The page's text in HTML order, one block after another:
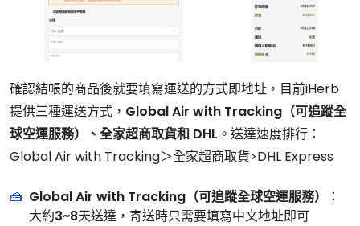
確認結帳的商品後就要填寫運送的方式即地址，目前iHerb
提供三種運送方式， Global Air with Tracking（可追蹤全
球空運服務）、全家超商取貨和 DHL 。送達速度排行：
Global Air with Tracking＞全家超商取貨>DHL Express
Global Air with Tracking（可追蹤全球空運服務）
：
大約3~8天送達，寄送時只需要填寫中文地址即可